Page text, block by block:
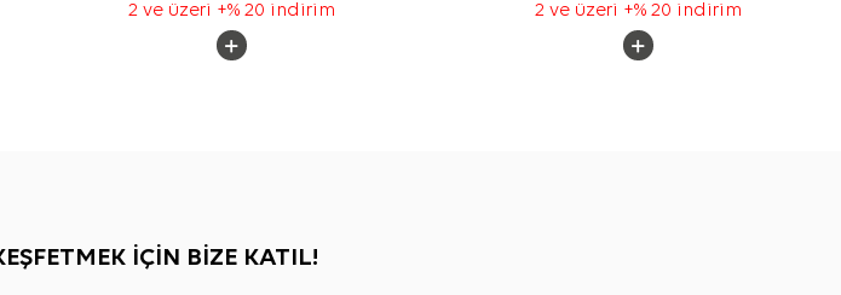
2 ve üzeri +% 20 indirim 2 ve üzeri +% 20 indirim
İÇİN BİZE KATIL!